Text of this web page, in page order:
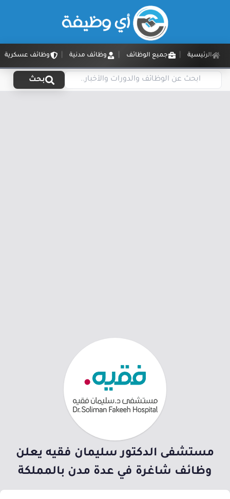
الرئيسية جميع الوظائف وظائف مدنية وظائف عسكرية
بحث
مستشفى الدكتور سليمان فقيه يعلن
وظائف شاغرة في عدة مدن بالمملكة